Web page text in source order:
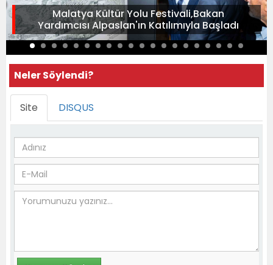
Malatya Kültür Yolu Festivali,Bakan
Yardımcısı Alpaslan'ın Katılımıyla Başladı
Neler Söylendi?
Site DISQUS